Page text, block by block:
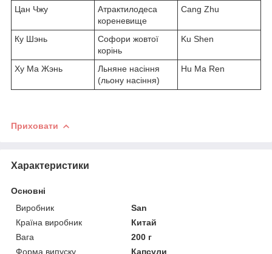
Цан Чжу
Атрактилодеса
кореневище
Cang Zhu
Ку Шэнь
Софори жовтої
корінь
Ku Shen
Ху Ма Жэнь
Льняне насіння
(льону насіння)
Hu Ma Ren
Приховати
Характеристики
Основні
Виробник
San
Країна виробник
Китай
Вага
200 г
Форма випуску
Капсули